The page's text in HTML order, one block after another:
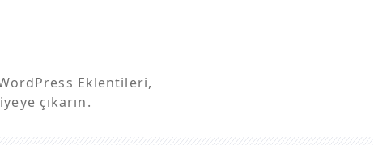
Eklentileri,
çıkarın.